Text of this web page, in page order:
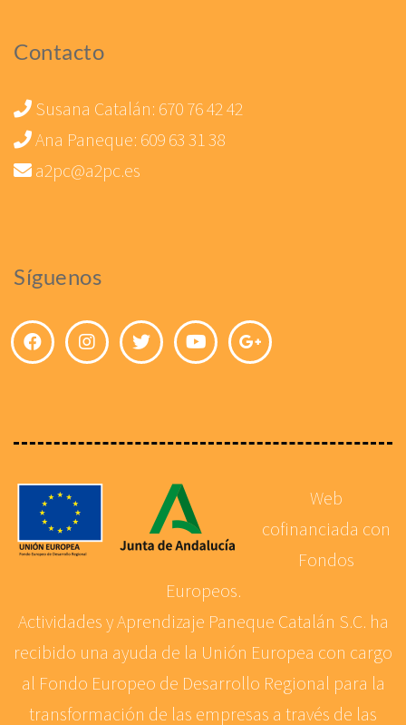
Contacto
Susana Catalán: 670 76 42 42
Ana Paneque: 609 63 31 38
a2pc@a2pc.es
Síguenos
Web
cofinanciada con
Fondos
Europeos.
Actividades y Aprendizaje Paneque Catalán S.C. ha
recibido una ayuda de la Unión Europea con cargo
al Fondo Europeo de Desarrollo Regional para la
transformación de las empresas a través de las